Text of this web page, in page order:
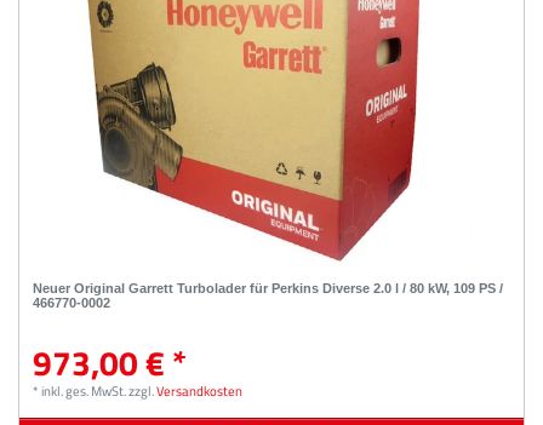
Neuer Original Garrett Turbolader für Perkins Diverse 2.0 l / 80 kW, 109 PS /
466770-0002
973,00 € *
*inkl. ges. MwSt.zzgl.Versandkosten